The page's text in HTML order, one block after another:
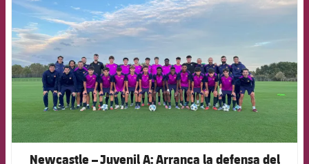
Newcastle – Juvenil A: Arranca la defensa del